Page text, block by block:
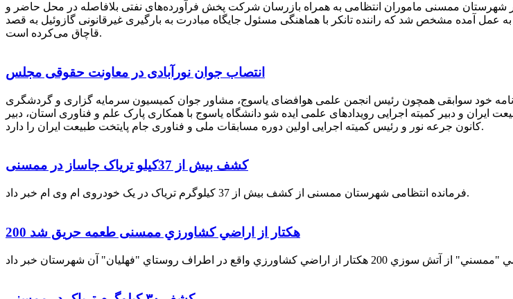
شهرستان ممسنی ماموران انتظامی به همراه بازرسان شرکت پخش فرآورده‌های نفتی بلافاصله در محل حاضر و
در بررسی‌های به عمل آمده مشخص شد که راننده تانکر با هماهنگی مسئول جایگاه مبادرت به بارگیری غیرقانونی گازوئیل به قصد
قاچاق می‌کرده است.
انتصاب جوان نورآبادی در معاونت حقوقی مجلس
خود سوابقی همچون رئیس انجمن علمی هوافضای یاسوج، مشاور جوان کمیسیون سرمایه گزاری و گردشگری
و دبیر کمیته اجرایی رویدادهای علمی ایده شو دانشگاه یاسوج با همکاری پارک علم و فناوری استان، دبیر
کانون جرعه نور و رئیس کمیته اجرایی اولین دوره مسابقات ملی و فناوری جام پایتخت طبیعت ایران را دارد.
کشف بیش از 37کیلو تریاک جاساز در ممسنی
فرمانده انتظامی شهرستان ممسنی از کشف بیش از 37 کیلوگرم تریاک در یک خودروی ام وی ام خبر داد.
200 هكتار از اراضي كشاورزي ممسنی طعمه حریق شد